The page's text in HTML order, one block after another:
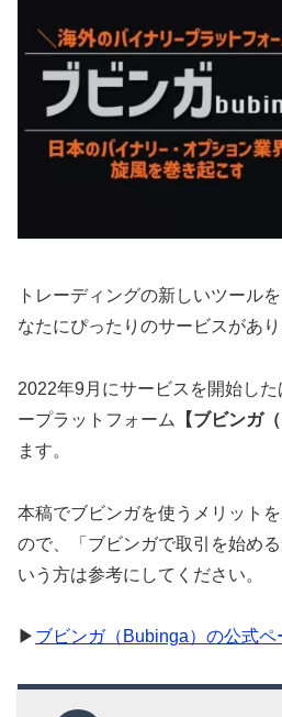
トレーディングの新しいツール
なたにぴったりのサービスがあり
2022年9月にサービスを開始し
ープラットフォーム
【ブビンガ
ます。
本稿でブビンガを使うメリット
ので、「ブビンガで取引を始め
いう方は参考にしてください。
▶ ブビンガ（Bubinga）の公式ペ